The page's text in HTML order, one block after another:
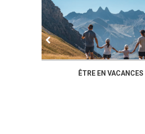
ÊTRE EN VACANCES